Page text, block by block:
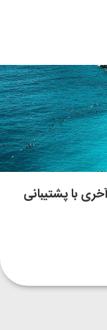
آخری با پشتیبانی